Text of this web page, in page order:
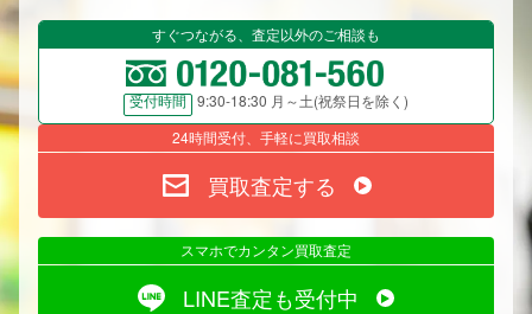
すぐつながる、査定以外のご相談も
受付時間
9:30-18:30 月～土(祝祭日を除く)
24時間受付、手軽に買取相談
買取査定する
スマホでカンタン買取査定
LINE査定も受付中